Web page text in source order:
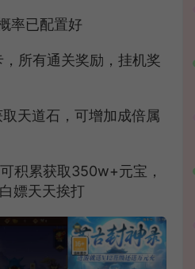
率已配置好
所有通关奖励，挂机奖
天道石，可增加成倍属
积累获取350w+元宝，
嫖天天挨打